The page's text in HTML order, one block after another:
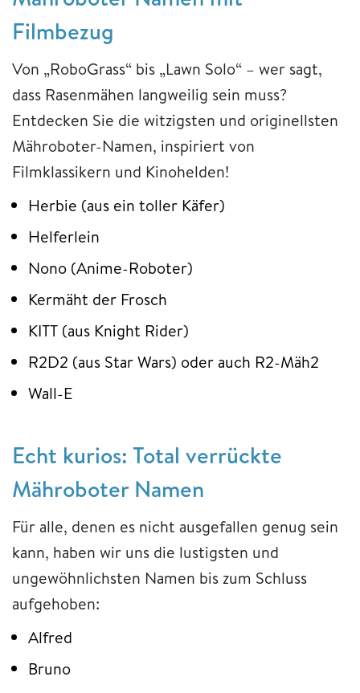
Filmbezug
Von „RoboGrass“ bis „Lawn Solo“ – wer sagt,
dass Rasenmähen langweilig sein muss?
Entdecken Sie die witzigsten und originellsten
Mähroboter-Namen, inspiriert von
Filmklassikern und Kinohelden!
Herbie (aus ein toller Käfer)
Helferlein
Nono (Anime-Roboter)
Kermäht der Frosch
KITT (aus Knight Rider)
R2D2 (aus Star Wars) oder auch R2-Mäh2
Wall-E
Echt kurios: Total verrückte
Mähroboter Namen
Für alle, denen es nicht ausgefallen genug sein
kann, haben wir uns die lustigsten und
ungewöhnlichsten Namen bis zum Schluss
aufgehoben:
Alfred
Bruno